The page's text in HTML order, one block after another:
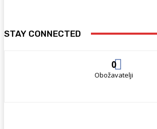
STAY CONNECTED
0
Obožavatelji